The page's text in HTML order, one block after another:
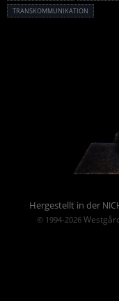
TRANSKOMMUNIKATION
Hergestellt in der
© 1994-2026